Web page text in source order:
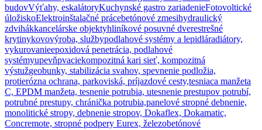
budovVýťahy, eskalátoryKuchynské gastro zariadenieFotovoltické
úložiskoElektroinštalačné prácebetónové zmesihydraulický
zdvihákkancelárske objektyhliníkové posuvné dverestrešné
krytinykovovýroba, službypodlahové systémy a lepidláradiátory,
vykurovanieepoxidová penetrácia, podlahové
systémyupevňpvaciekompozitná kari sieť, kompozitná
výstužgeobunky, stabilizácia svahov, spevnenie podložia,
protierózna ochrana, parkoviská, príjazdové cesty,tesniaca manžeta
C, EPDM manžeta, tesnenie potrubia, utesnenie prestupov potrubí,
potrubné prestupy, chránička potrubia,panelové stropné debnenie,
monolitické stropy, debnenie stropov, Dokaflex, Dokamatic,
Concremote, stropné podpery Eurex, železobetónové